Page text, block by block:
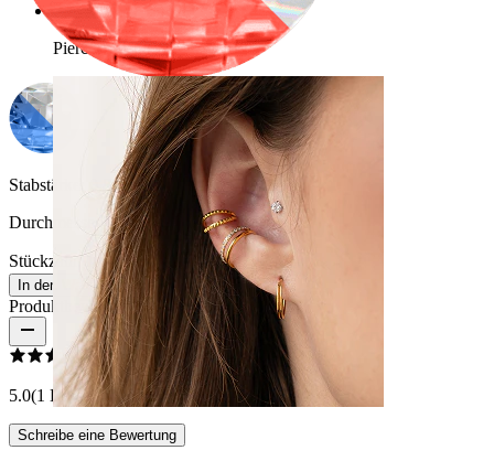
Shoppe nach Piercingart
Piercings
Ohr
Stabstärke:
0,8 mm
Durchmesser:8 mm
Stückzahl: 1
Ändern
In den Warenkorb
Produktbewertungen
5.0(1 Bewertungen)
Schreibe eine Bewertung